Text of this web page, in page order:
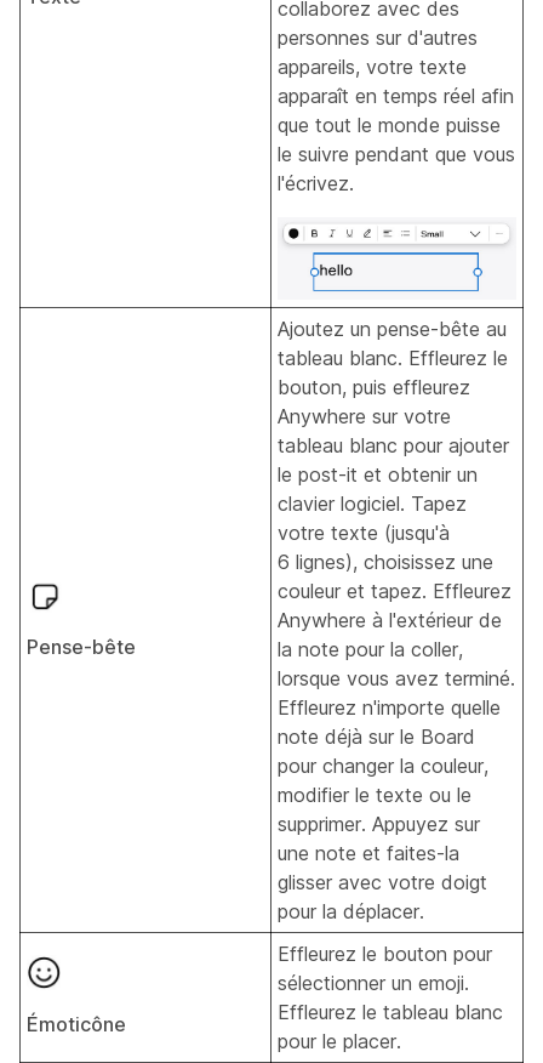
collaborez avec des
personnes sur d'autres
appareils, votre texte
apparaît en temps réel afin
que tout le monde puisse
le suivre pendant que vous
l'écrivez.
Pense-bête
Ajoutez un pense-bête au
tableau blanc. Effleurez le
bouton, puis effleurez
Anywhere sur votre
tableau blanc pour ajouter
le post-it et obtenir un
clavier logiciel. Tapez
votre texte (jusqu'à
6 lignes), choisissez une
couleur et tapez. Effleurez
Anywhere à l'extérieur de
la note pour la coller,
lorsque vous avez terminé.
Effleurez n'importe quelle
note déjà sur le Board
pour changer la couleur,
modifier le texte ou le
supprimer. Appuyez sur
une note et faites-la
glisser avec votre doigt
pour la déplacer.
Émoticône
Effleurez le bouton pour
sélectionner un emoji.
Effleurez le tableau blanc
pour le placer.